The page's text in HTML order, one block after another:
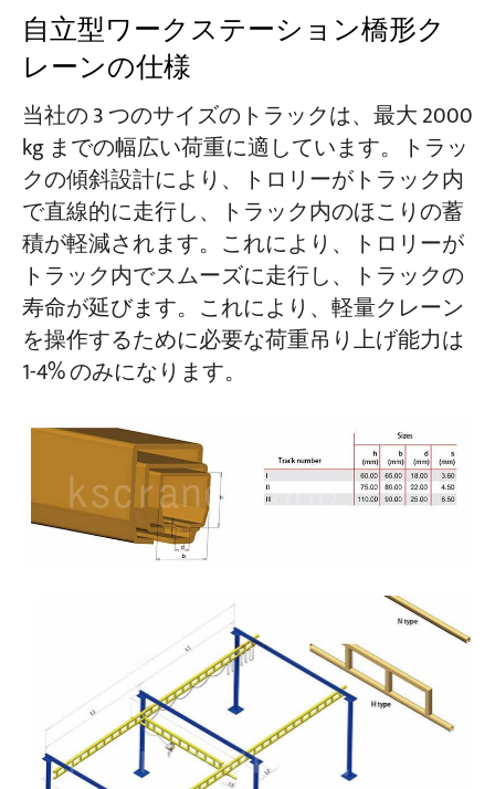
自立型ワークステーション橋形ク
レーンの仕様
当社の 3 つのサイズのトラックは、最大 2000
kg までの幅広い荷重に適しています。トラッ
クの傾斜設計により、トロリーがトラック内
で直線的に走行し、トラック内のほこりの蓄
積が軽減されます。これにより、トロリーが
トラック内でスムーズに走行し、トラックの
寿命が延びます。これにより、軽量クレーン
を操作するために必要な荷重吊り上げ能力は
1-4% のみになります。